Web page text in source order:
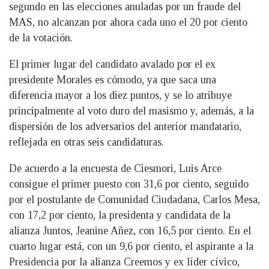
segundo en las elecciones anuladas por un fraude del
MAS, no alcanzan por ahora cada uno el 20 por ciento
de la votación.
El primer lugar del candidato avalado por el ex
presidente Morales es cómodo, ya que saca una
diferencia mayor a los diez puntos, y se lo atribuye
principalmente al voto duro del masismo y, además, a la
dispersión de los adversarios del anterior mandatario,
reflejada en otras seis candidaturas.
De acuerdo a la encuesta de Ciesmori, Luis Arce
consigue el primer puesto con 31,6 por ciento, seguido
por el postulante de Comunidad Ciudadana, Carlos Mesa,
con 17,2 por ciento, la presidenta y candidata de la
alianza Juntos, Jeanine Añez, con 16,5 por ciento. En el
cuarto lugar está, con un 9,6 por ciento, el aspirante a la
Presidencia por la alianza Creemos y ex líder cívico,